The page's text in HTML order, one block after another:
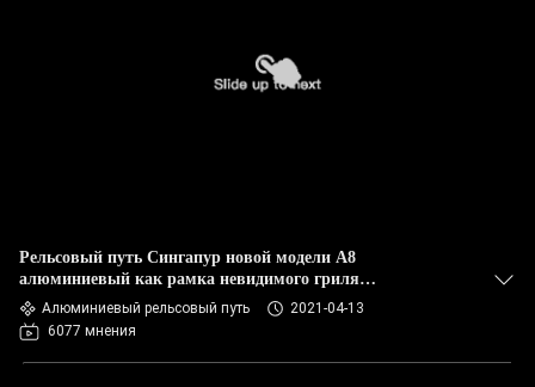
Рельсовый путь Сингапур новой модели A8
алюминиевый как рамка невидимого гриля
алюминиевая
Алюминиевый рельсовый путь
2021-04-13
6077 мнения